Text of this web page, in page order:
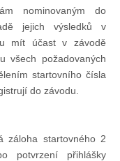
nominovaným do
jejich výsledků v
mít účast v závodě
všech požadovaných
startovního čísla
do závodu.
záloha startovného 2
přihlášky